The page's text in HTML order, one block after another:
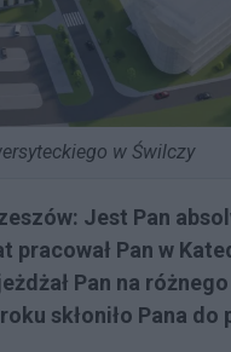
w Świlczy
Jest Pan
pracował Pan w
Pan na
skłoniło Pana do